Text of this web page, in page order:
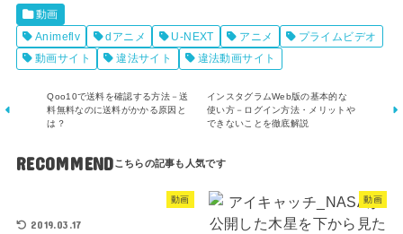
動画
Animeflv
dアニメ U-NEXT アニメ
プライムビデオ
動画サイト
違法サイト 違法動画サイト
Qoo10で送料を確認する方法－送
料無料なのに送料がかかる原因と
は？
インスタグラムWeb版の基本的な
使い方－ログイン方法・メリットや
できないことを徹底解説
RECOMMEND
動画
2019.03.17
動画